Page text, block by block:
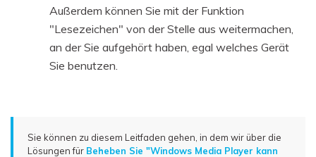
Außerdem können Sie mit der Funktion
"Lesezeichen" von der Stelle aus weitermachen,
an der Sie aufgehört haben, egal welches Gerät
Sie benutzen.
Sie können zu diesem Leitfaden gehen, in dem wir über die
Lösungen für Beheben Sie "Windows Media Player kann